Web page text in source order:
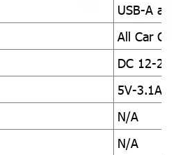
USB-A
All Car
DC 12-
5V-3.1A
N/A
N/A